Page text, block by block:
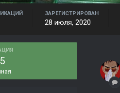
ЗАРЕГИСТРИРОВАН
28 июля, 2020